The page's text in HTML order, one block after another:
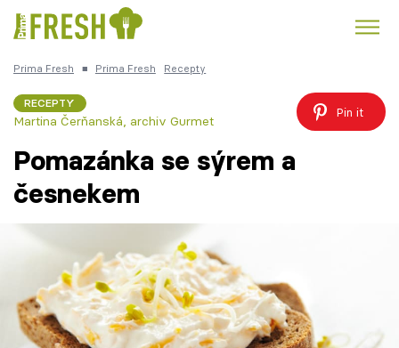
Česká kuchyně Čokoláda
Recepty
Články
Prima Fresh ■ Prima Fresh Recepty
RECEPTY
Martina Čerňanská archiv Gurmet
Pin it
Pomazánka se sýrem a
česnekem